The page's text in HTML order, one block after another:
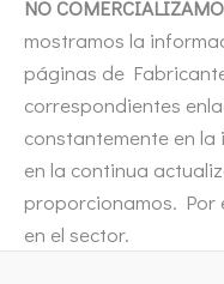
NO
mostramos la
páginas de
correspondientes
constantemente en
en la continua
proporcionamos. Por
en el sector.